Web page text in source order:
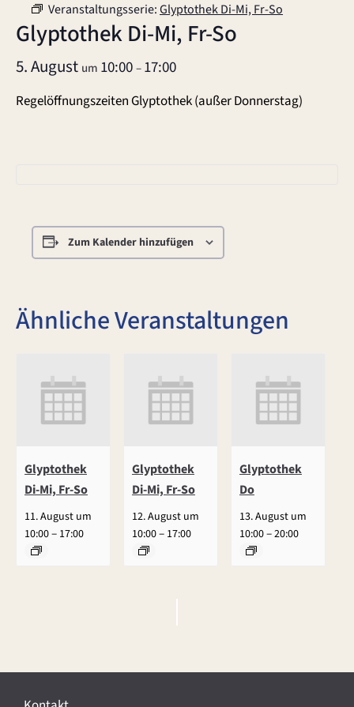
Veranstaltungsserie:Glyptothek Di-Mi, Fr-So
Glyptothek Di-Mi, Fr-So
5. August um 10:00–17:00
Regelöffnungszeiten Glyptothek (außer Donnerstag)
Zum Kalender hinzufügen
Ähnliche Veranstaltungen
Glyptothek
Di-Mi, Fr-So
11. August um
10:00– 17:00
Glyptothek
Di-Mi, Fr-So
12. August um
10:00– 17:00
Glyptothek
Do
13. August um
10:00–20:00
e